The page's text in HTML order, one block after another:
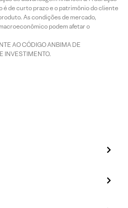
é de curto prazo e o patrimônio do cliente
As condições de mercado,
podem afetar o
AO CÓDIGO ANBIMA DE
INVESTIMENTO.